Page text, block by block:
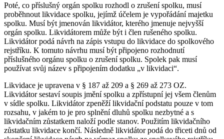
Poté, co příslušný orgán spolku rozhodl o zrušení spolku, musí
proběhnout likvidace spolku, jejímž účelem je vypořádání majetku
spolku. Musí být jmenován likvidátor, kterého jmenuje nejvyšší
orgán spolku. Likvidátorem může být i člen rušeného spolku.
Likvidátor podá návrh na zápis vstupu do likvidace do spolkového
rejstříku. K tomuto návrhu musí být připojeno rozhodnutí
příslušného orgánu spolku o zrušení spolku. Spolek pak musí
používat svůj název s připojením dodatku „v likvidaci“.
Likvidace je upravena v § 187 až 209 a § 269 až 273 OZ.
Likvidátor sestaví soupis jmění spolku a zpřístupní jej všem členům
v sídle spolku. Likvidátor zpeněží likvidační podstatu pouze v tom
rozsahu, v jakém to je pro splnění dluhů spolku nezbytné a s
likvidačním zůstatkem naloží podle stanov. Použitím likvidačního
zůstatku likvidace končí. Následně likvidátor podá do třiceti dnů od